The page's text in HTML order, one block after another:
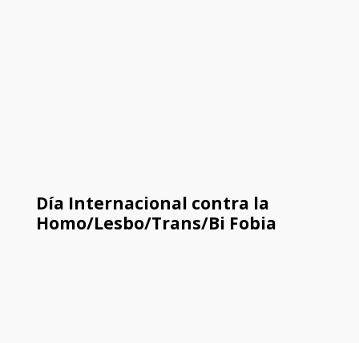
Día Internacional contra la
Homo/Lesbo/Trans/Bi Fobia